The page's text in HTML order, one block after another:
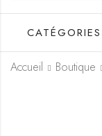
CATÉGORIES
Accueil Boutique